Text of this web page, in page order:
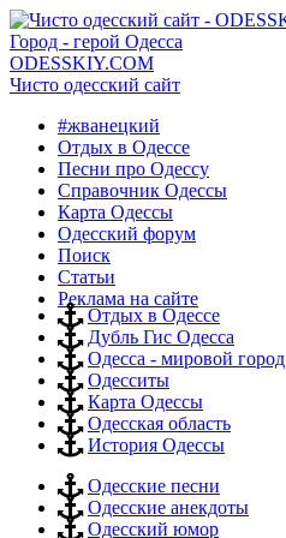
Город - герой Одесса
ODESSKIY.COM
Чисто одесский сайт
#жванецкий
Отдых в Одессе
Песни про Одессу
Справочник Одессы
Карта Одессы
Одесский форум
Поиск
Статьи
Реклама на сайте
Отдых в Одессе
Дубль Гис Одесса
Одесса - мировой город
Одесситы
Карта Одессы
Одесская область
История Одессы
Одесские песни
Одесские анекдоты
Одесский юмор